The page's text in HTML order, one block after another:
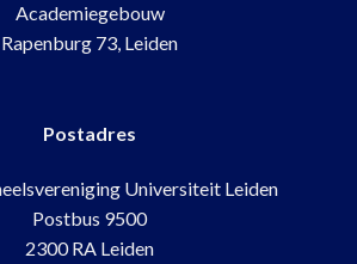
Academiegebouw
Rapenburg 73, Leiden
Postadres
Universiteit Leiden
Postbus 9500
2300 RA Leiden